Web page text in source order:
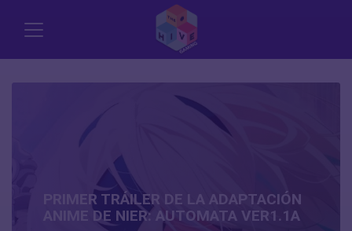
PRIMER TRÁILER DE LA ADAPTACIÓN
ANIME DE NIER: AUTOMATA VER1.1A